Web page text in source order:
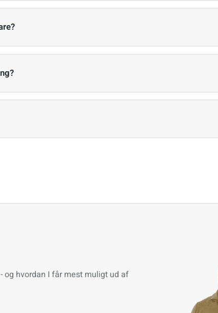
og hvordan I får mest muligt ud af